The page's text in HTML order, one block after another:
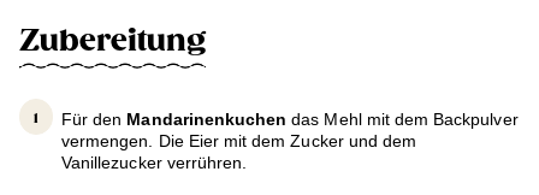
Zubereitung
Für den Mandarinenkuchen das Mehl mit dem Backpulver
vermengen. Die Eier mit dem Zucker und dem
Vanillezucker verrühren.